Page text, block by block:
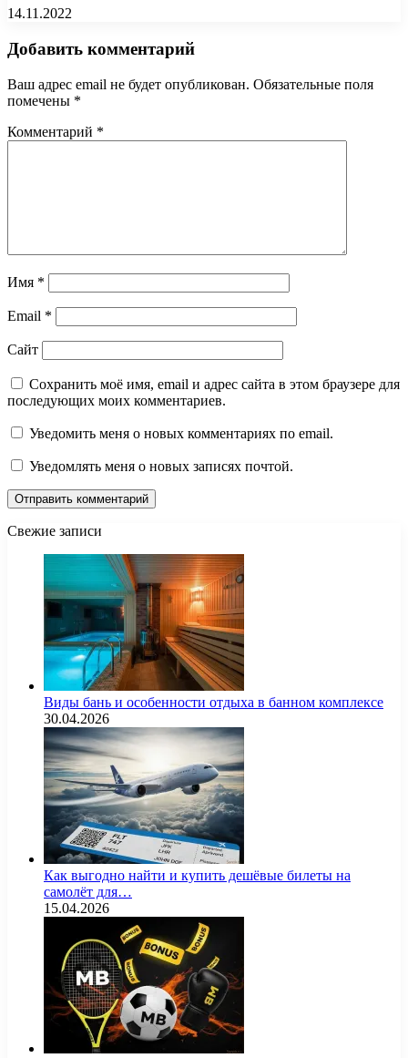
14.11.2022
Добавить комментарий
Ваш адрес email не будет опубликован. Обязательные поля
помечены *
Комментарий *
Имя *
Email *
Сайт
Сохранить моё имя, email и адрес сайта в этом браузере для
последующих моих комментариев.
Уведомить меня о новых комментариях по email.
Уведомлять меня о новых записях почтой.
Свежие записи
Виды бань и особенности отдыха в банном комплексе
30.04.2026
Как выгодно найти и купить дешёвые билеты на
самолёт для…
15.04.2026